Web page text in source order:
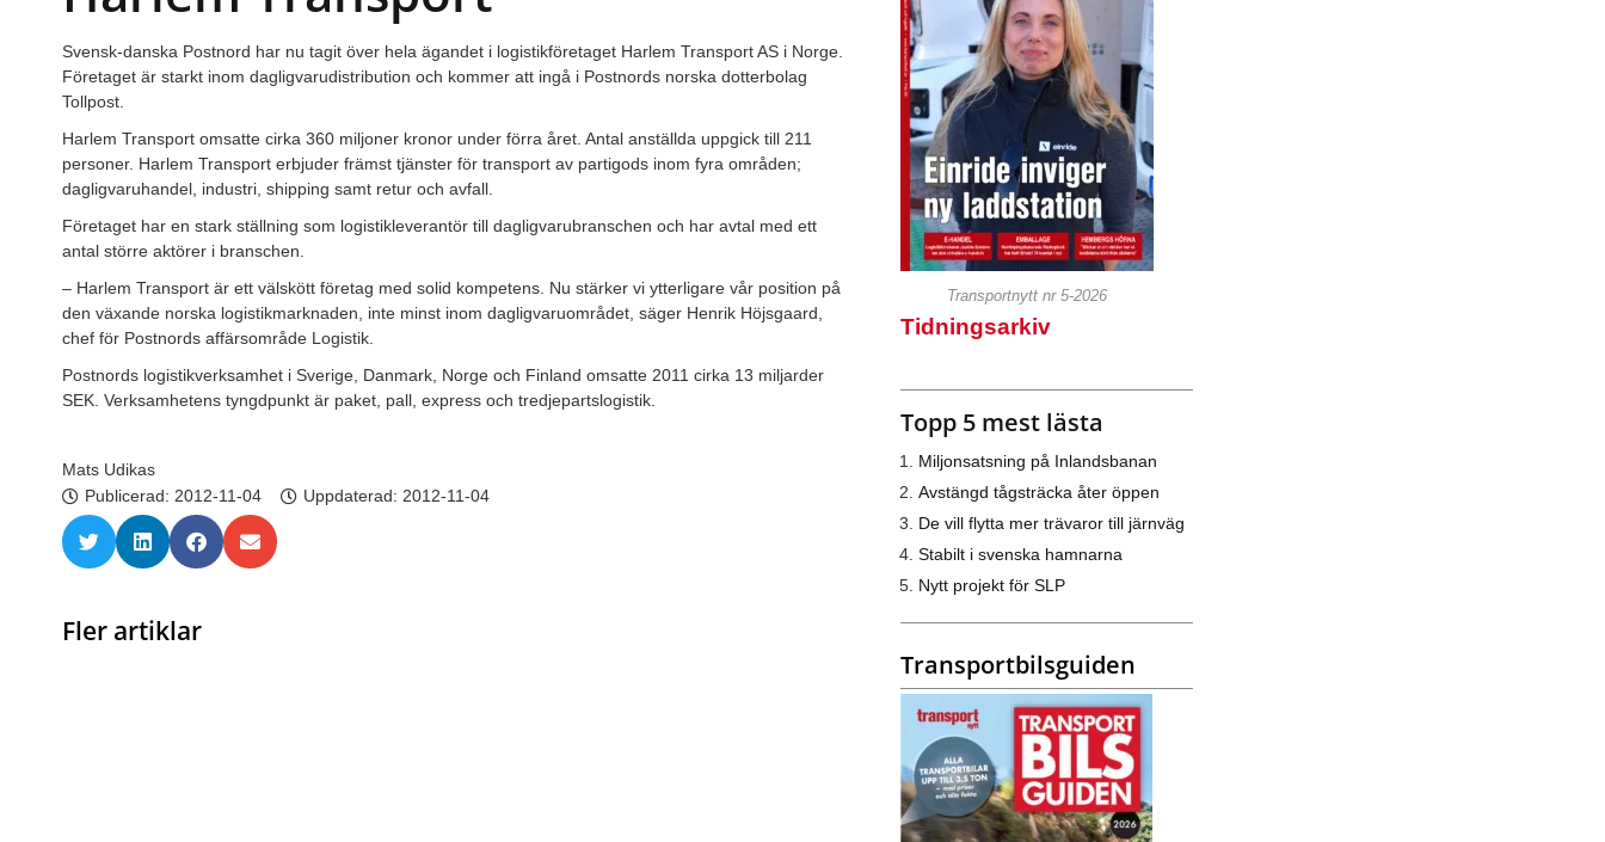
Svensk-danska Postnord har nu tagit över hela ägandet i logistikföretaget Harlem Transport AS i Norge.
Företaget är starkt inom dagligvarudistribution och kommer att ingå i Postnords norska dotterbolag
Tollpost.
Harlem Transport omsatte cirka 360 miljoner kronor under förra året. Antal anställda uppgick till 211
personer. Harlem Transport erbjuder främst tjänster för transport av partigods inom fyra områden;
dagligvaruhandel, industri, shipping samt retur och avfall.
Företaget har en stark ställning som logistikleverantör till dagligvarubranschen och har avtal med ett
antal större aktörer i branschen.
– Harlem Transport är ett välskött företag med solid kompetens. Nu stärker vi ytterligare vår position på
den växande norska logistikmarknaden, inte minst inom dagligvaruområdet, säger Henrik Höjsgaard,
chef för Postnords affärsområde Logistik.
Postnords logistikverksamhet i Sverige, Danmark, Norge och Finland omsatte 2011 cirka 13 miljarder
SEK. Verksamhetens tyngdpunkt är paket, pall, express och tredjepartslogistik.
Mats Udikas
Publicerad: 2012-11-04 Uppdaterad: 2012-11-04
Fler artiklar
Transportnytt nr 5-2026
Tidningsarkiv
Topp 5 mest lästa
Miljonsatsning på Inlandsbanan
Avstängd tågsträcka åter öppen
De vill flytta mer trävaror till järnväg
Stabilt i svenska hamnarna
Nytt projekt för SLP
Transportbilsguiden